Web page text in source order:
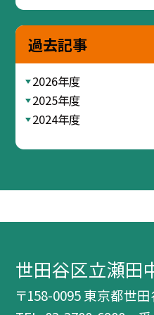
過去記事
2026年度
2025年度
2024年度
世田谷区立瀬田
〒158-0095 東京都世